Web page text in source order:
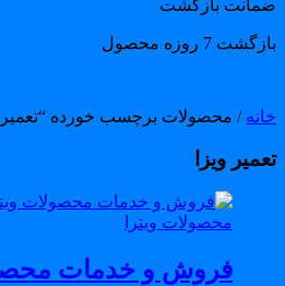
بازگشت
7 روزه محصول
/ محصولات برچسب خورده “تعمیر
ویزا
فروش و خدمات